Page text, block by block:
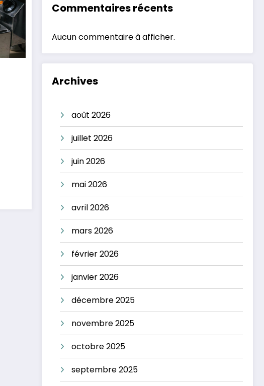
Commentaires récents
Aucun commentaire à afficher.
Archives
août 2026
juillet 2026
juin 2026
mai 2026
avril 2026
mars 2026
février 2026
janvier 2026
décembre 2025
novembre 2025
octobre 2025
septembre 2025